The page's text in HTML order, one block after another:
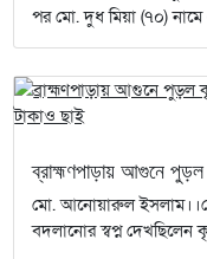
পর মো. দুধ মিয়া (৭০)
ব্রাহ্মণপাড়ায় আগুনে
মো. আনোয়ারুল
বদলানোর স্বপ্ন